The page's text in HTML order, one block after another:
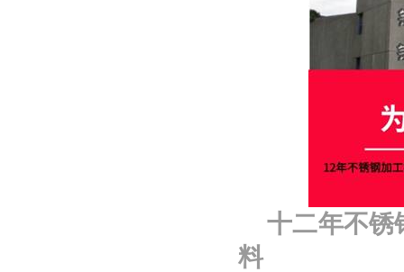
十二年不锈
料